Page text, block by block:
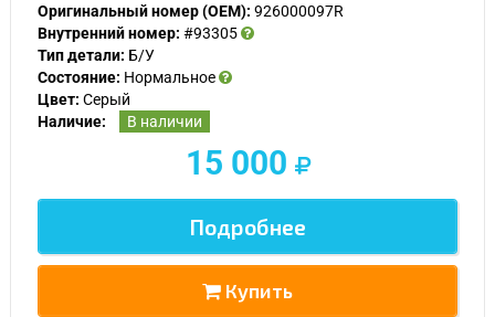
Оригинальный номер (OEM): 926000097R
Внутренний номер: #93305
Тип детали: Б/У
Состояние: Нормальное
Цвет: Серый
Наличие:
В наличии
15 000
Подробнее
Купить